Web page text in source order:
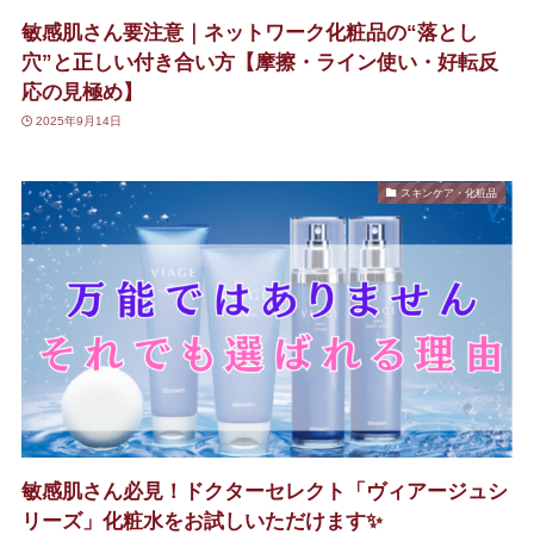
敏感肌さん要注意｜ネットワーク化粧品の“落とし
穴”と正しい付き合い方【摩擦・ライン使い・好転反
応の見極め】
2025年9月14日
スキンケア・化粧品
敏感肌さん必見！ドクターセレクト「ヴィアージュシ
リーズ」化粧水をお試しいただけます✨